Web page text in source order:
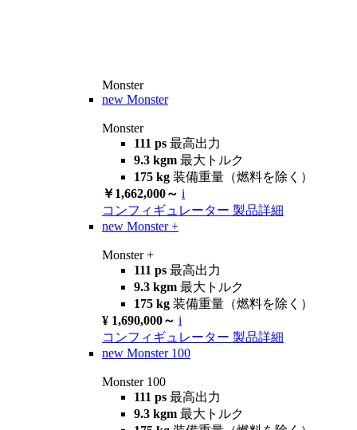
Monster
new Monster
Monster
111 ps 最高出力
9.3 kgm 最大トルク
175 kg 装備重量（燃料を除く）
￥1,662,000～ i
コンフィギュレーター 製品詳細
new Monster +
Monster +
111 ps 最高出力
9.3 kgm 最大トルク
175 kg 装備重量（燃料を除く）
¥ 1,690,000～ i
コンフィギュレーター 製品詳細
new Monster 100
Monster 100
111 ps 最高出力
9.3 kgm 最大トルク